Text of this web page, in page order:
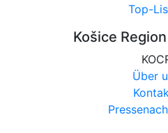
Top-
Košice
Über